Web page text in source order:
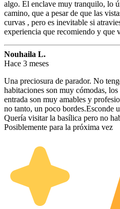
algo. El enclave muy tranquilo, lo
camino, que a pesar de que las
curvas , pero es inevitable si
experiencia que recomiendo y que
Nouhaila L.
Hace 3 meses
Una preciosura de parador. No
habitaciones son muy cómodas,
entrada son muy amables y
no tanto, un poco bordes.Esconde
Quería visitar la basílica pero no
Posiblemente para la próxima vez